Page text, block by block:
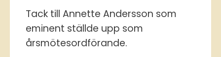
Tack till Annette Andersson som
eminent ställde upp som
årsmötesordförande.